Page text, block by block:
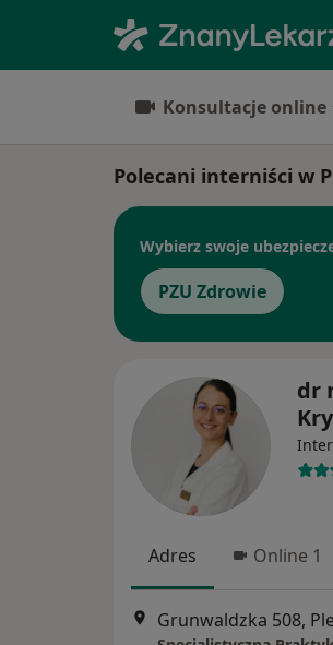
Konsultacje online
Polecani interniści w
Wybierz swoje
PZU Zdrowie
dr
Adres Online 1
Grunwaldzka 508,